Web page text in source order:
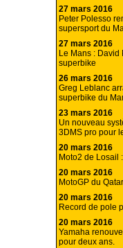
27 mars 2016
Peter Polesso
supersport du
27 mars 2016
Le Mans : David
superbike
26 mars 2016
Greg Leblanc
superbike du
23 mars 2016
Un nouveau
3DMS pro pour
20 mars 2016
Moto2 de Losail
20 mars 2016
MotoGP du
20 mars 2016
Record de pole
20 mars 2016
Yamaha
pour deux ans.